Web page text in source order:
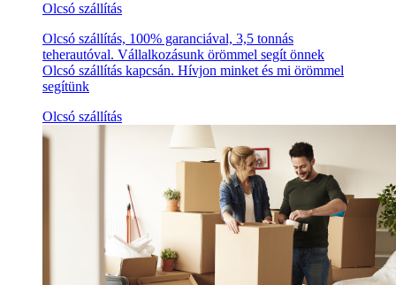
Olcsó szállítás
Olcsó szállítás, 100% garanciával, 3,5 tonnás
teherautóval. Vállalkozásunk örömmel segít önnek
Olcsó szállítás kapcsán. Hívjon minket és mi örömmel
segítünk
Olcsó szállítás